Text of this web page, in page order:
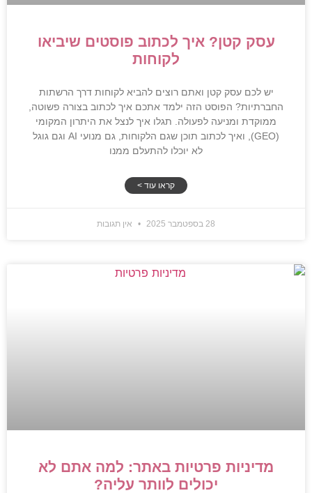
עסק קטן? איך לכתוב פוסטים שיביאו
לקוחות
יש לכם עסק קטן ואתם רוצים להביא לקוחות דרך הרשתות
החברתיות? הפוסט הזה ילמד אתכם איך לכתוב בצורה פשוטה,
ממוקדת ומניעה לפעולה. תגלו איך לנצל את היתרון המקומי
(GEO), ואיך לכתוב תוכן שגם הלקוחות, גם מנועי AI וגם גוגל
לא יוכלו להתעלם ממנו
קראו עוד >
28 בספטמבר 2025 אין תגובות
מדיניות פרטיות באתר: למה אתם לא
יכולים לוותר עליה?